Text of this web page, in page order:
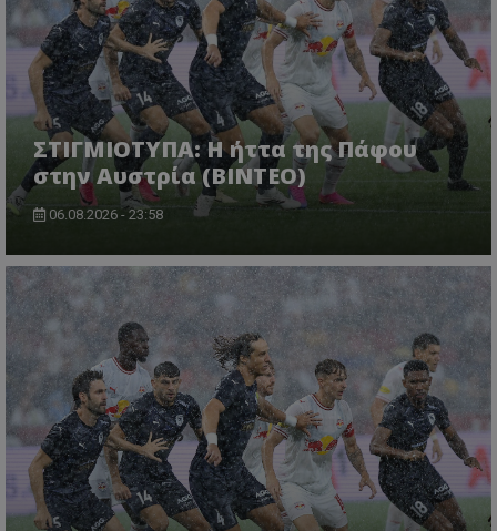
ΣΤΙΓΜΙΟΤΥΠΑ: Η ήττα της Πάφου
στην Αυστρία (ΒΙΝΤΕΟ)
06.08.2026 - 23:58